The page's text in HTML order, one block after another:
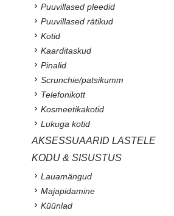
Puuvillased pleedid
Puuvillased rätikud
Kotid
Kaarditaskud
Pinalid
Scrunchie/patsikumm
Telefonikott
Kosmeetikakotid
Lukuga kotid
AKSESSUAARID LASTELE
KODU & SISUSTUS
Lauamängud
Majapidamine
Küünlad